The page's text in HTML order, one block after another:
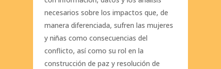
necesarios sobre los impactos que, de
manera diferenciada, sufren las mujeres
y niñas como consecuencias del
conflicto, así como su rol en la
construcción de paz y resolución de